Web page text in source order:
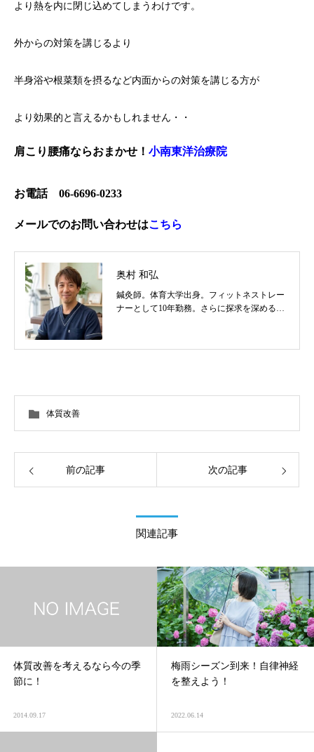
より熱を内に閉じ込めてしまうわけです。
外からの対策を講じるより
半身浴や根菜類を摂るなど内面からの対策を講じる方が
より効果的と言えるかもしれません・・
肩こり腰痛ならおまかせ！ 小南東洋治療院
お電話 06-6696-0233
メールでのお問い合わせはこちら
奥村 和弘
鍼灸師。体育大学出身。フィットネストレー
ナーとして10年勤務。さらに探求を深めるべ
の他顔鍼など様々な症状の施術に日々、奔走
体質改善
前の記事 次の記事
関連記事
体質改善を考えるなら今の季
節に！
2014.09.17
梅雨シーズン到来！自律神経
を整えよう！
2022.06.14